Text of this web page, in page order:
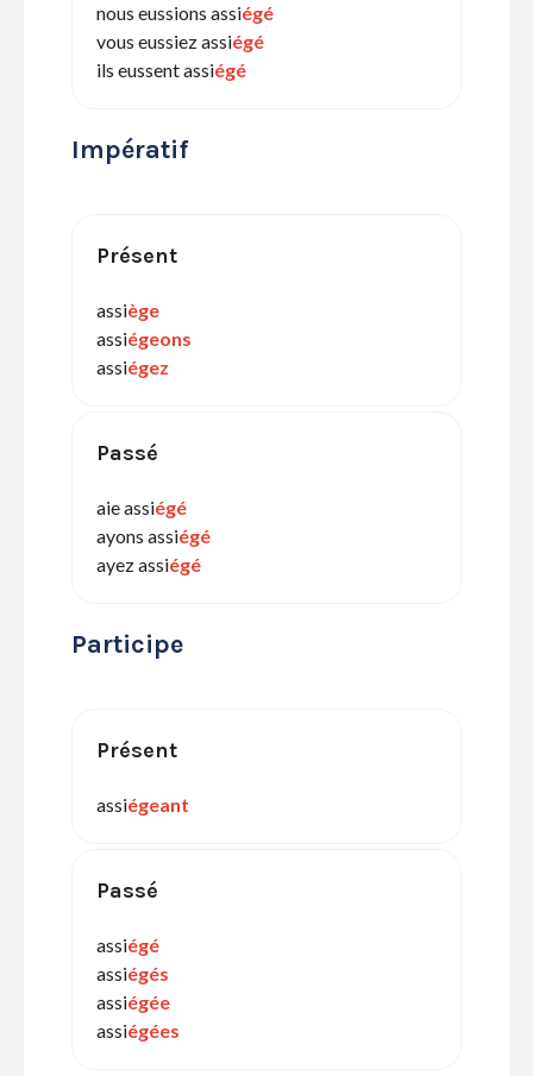
nous eussions assiégé
vous eussiez assiégé
ils eussent assiégé
Impératif
Présent
assiège
assiégeons
assiégez
Passé
aie assiégé
ayons assiégé
ayez assiégé
Participe
Présent
assiégeant
Passé
assiégé
assiégés
assiégée
assiégées